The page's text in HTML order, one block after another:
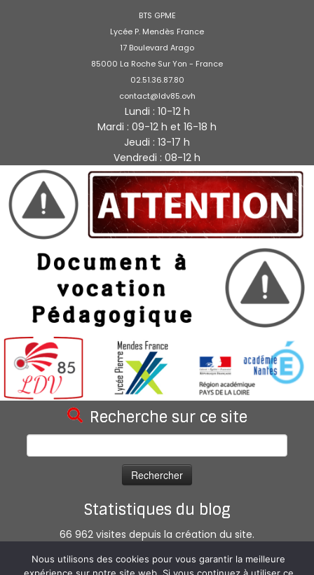
BTS GPME
Lycée P. Mendès France
17 Boulevard Arago
85000 La Roche Sur Yon - France
02.51.36.87.80
contact@ldv85.ovh
Lundi : 10-12 h
Mardi : 09-12 h et 16-18 h
Jeudi : 13-17 h
Vendredi : 08-12 h
Recherche sur ce site
Rechercher :
Statistiques du blog
66 962 visites depuis la création du site.
Nous utilisons des cookies pour vous garantir la meilleure